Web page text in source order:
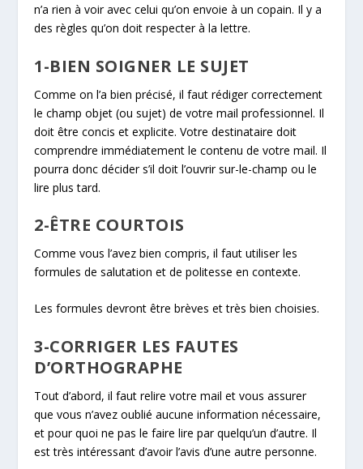
n’a rien à voir avec celui qu’on envoie à un copain. Il y a
des règles qu’on doit respecter à la lettre.
1-BIEN SOIGNER LE SUJET
Comme on l’a bien précisé, il faut rédiger correctement
le champ objet (ou sujet) de votre mail professionnel. Il
doit être concis et explicite. Votre destinataire doit
comprendre immédiatement le contenu de votre mail. Il
pourra donc décider s’il doit l’ouvrir sur-le-champ ou le
lire plus tard.
2-ÊTRE COURTOIS
Comme vous l’avez bien compris, il faut utiliser les
formules de salutation et de politesse en contexte.
Les formules devront être brèves et très bien choisies.
3-CORRIGER LES FAUTES
D’ORTHOGRAPHE
Tout d’abord, il faut relire votre mail et vous assurer
que vous n’avez oublié aucune information nécessaire,
et pour quoi ne pas le faire lire par quelqu’un d’autre. Il
est très intéressant d’avoir l’avis d’une autre personne.